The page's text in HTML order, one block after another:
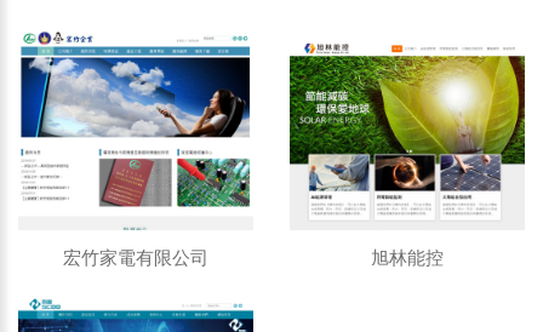
宏竹家電有限公司 旭林能控